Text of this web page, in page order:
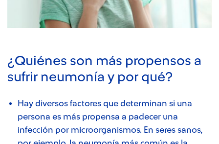
¿Quiénes son más propensos a
sufrir neumonía y por qué?
Hay diversos factores que determinan si una
persona es más propensa a padecer una
infección por microorganismos. En seres sanos,